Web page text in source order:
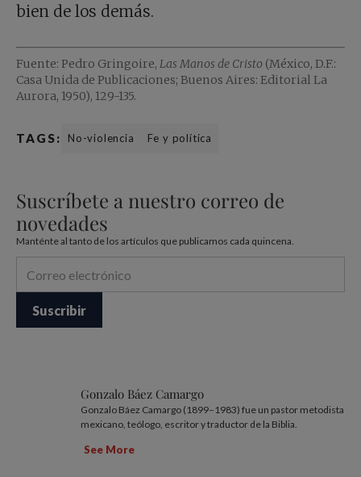
bien de los demás.
Fuente: Pedro Gringoire, Las Manos de Cristo (México, D.F.:
Casa Unida de Publicaciones; Buenos Aires: Editorial La
Aurora, 1950), 129-135.
TAGS: No-violencia Fe y política
Suscríbete a nuestro correo de
novedades
Manténte al tanto de los artículos que publicamos cada quincena.
Gonzalo Báez Camargo
Gonzalo Báez Camargo (1899–1983) fue un pastor metodista
mexicano, teólogo, escritor y traductor de la Biblia.
See More